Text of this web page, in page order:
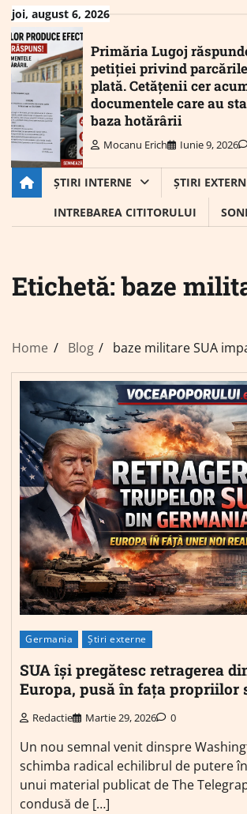
Skip
content
joi, august 6, 2026
Primăria Lugoj
petiției privind
plată. Cetățenii cer
documentele care au
baza hotărârii
Mocanu Erich Iunie 9, 2026
ȘTIRI INTERNE ȘTIRI
INTREBAREA CITITORULUI
Etichetă:baze
Home Blog baze militare SUA
Germania Știri externe
SUA își pregătesc retragerea
Europa, pusă în fața propriilor
Redactie Martie 29, 2026 0
Un nou semnal venit dinspre
schimba radical echilibrul de putere
unui material publicat de The
condusă de […]